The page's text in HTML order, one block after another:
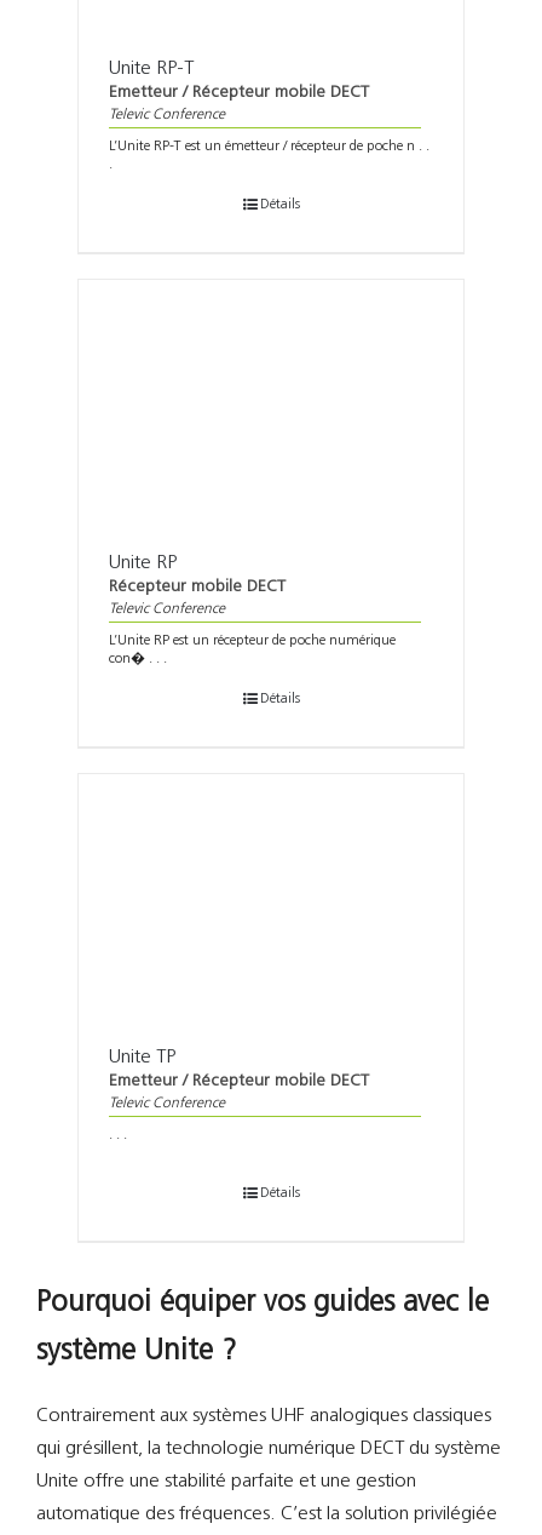
Unite RP-T
Emetteur / Récepteur mobile DECT
Televic Conference
L’Unite RP-T est un émetteur / récepteur de poche n . .
.
Détails
Unite RP
Récepteur mobile DECT
Televic Conference
L’Unite RP est un récepteur de poche numérique
con� . . .
Détails
Unite TP
Emetteur / Récepteur mobile DECT
Televic Conference
. . .
Détails
Pourquoi équiper vos guides avec le
système Unite ?
Contrairement aux systèmes UHF analogiques classiques
qui grésillent, la technologie numérique DECT du système
Unite offre une stabilité parfaite et une gestion
automatique des fréquences. C’est la solution privilégiée